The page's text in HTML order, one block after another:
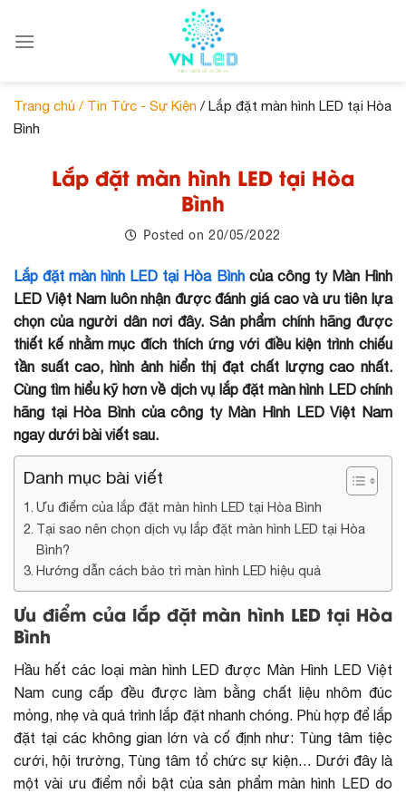
Trang chủ / Tin Tức - Sự Kiện / Lắp đặt màn hình LED tại Hòa
Bình
Lắp đặt màn hình LED tại Hòa
Bình
Posted on20/05/2022
Lắp đặt màn hình LED tại Hòa Bìnhcủa công ty Màn Hình
LED Việt Nam luôn nhận được đánh giá cao và ưu tiên lựa
chọn của người dân nơi đây. Sản phẩm chính hãng được
thiết kế nhằm mục đích thích ứng với điều kiện trình chiếu
tần suất cao, hình ảnh hiển thị đạt chất lượng cao nhất.
Cùng tìm hiểu kỹ hơn về dịch vụ lắp đặt màn hình LED chính
hãng tại Hòa Bình của công ty Màn Hình LED Việt Nam
ngay dưới bài viết sau.
Danh mục bài viết
Ưu điểm của lắp đặt màn hình LED tại Hòa Bình
Tại sao nên chọn dịch vụ lắp đặt màn hình LED tại Hòa
Bình?
Hướng dẫn cách bảo trì màn hình LED hiệu quả
Ưu điểm của lắp đặt màn hình LED tại Hòa
Bình
Hầu hết các loại màn hình LED được Màn Hình LED Việt
Nam cung cấp đều được làm bằng chất liệu nhôm đúc
mỏng, nhẹ và quá trình lắp đặt nhanh chóng. Phù hợp để lắp
đặt tại các không gian lớn và cố định như: Tùng tâm tiệc
cưới, hội trường, Tùng tâm tổ chức sự kiện… Dưới đây là
một vài ưu điểm nổi bật của sản phẩm màn hình LED do